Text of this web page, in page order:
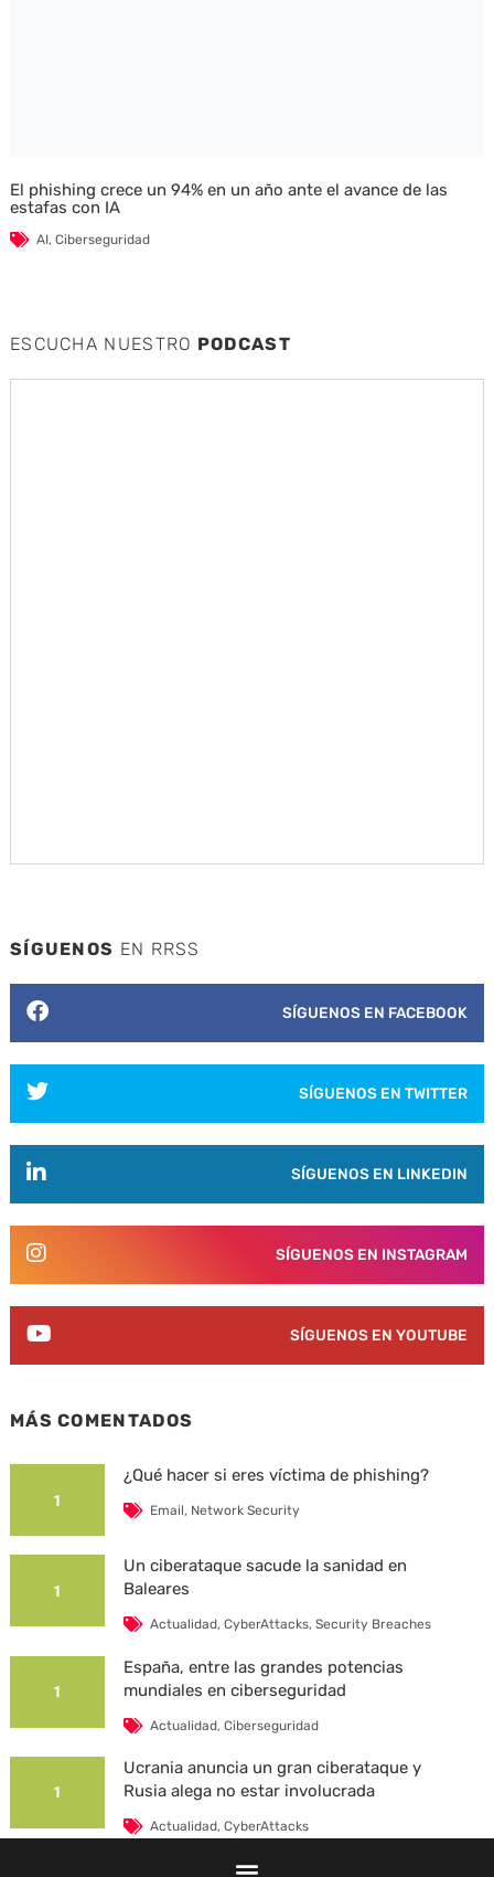
El phishing crece un 94% en un año ante el avance de las
estafas con IA
AI, Ciberseguridad
ESCUCHA NUESTRO PODCAST
SÍGUENOS EN RRSS
SÍGUENOS EN FACEBOOK
SÍGUENOS EN TWITTER
SÍGUENOS EN LINKEDIN
SÍGUENOS EN INSTAGRAM
SÍGUENOS EN YOUTUBE
MÁS COMENTADOS
1
¿Qué hacer si eres víctima de phishing?
Email, Network Security
1
Un ciberataque sacude la sanidad en
Baleares
Actualidad,CyberAttacks,Security Breaches
1
España, entre las grandes potencias
mundiales en ciberseguridad
Actualidad,Ciberseguridad
1
Ucrania anuncia un gran ciberataque y
Rusia alega no estar involucrada
Actualidad,CyberAttacks
La Universidad Autónoma de Barcelona es